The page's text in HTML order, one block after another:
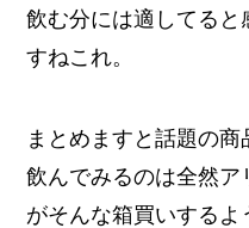
飲む分には適してる
すねこれ。
まとめますと話題の
飲んでみるのは全然ア
がそんな箱買いする